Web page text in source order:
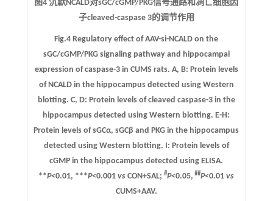
图4 沉默NCALD对sGC/cGMP/PKG信号通路和凋亡细胞因
子cleaved-caspase 3的调节作用
Fig.4 Regulatory effect of AAV-si-NCALD on the
sGC/cGMP/PKG signaling pathway and hippocampal
expression of caspase-3 in CUMS rats. A, B: Protein levels
of NCALD in the hippocampus detected using Western
blotting. C, D: Protein levels of cleaved caspase-3 in the
hippocampus detected using Western blotting.E-H:
Protein levels of sGCα, sGCβ and PKG in the hippocampus
detected using Western blotting. I: Protein levels of
cGMP in the hippocampus detected using ELISA.
**P<0.01, ***P<0.001vs CON+SAL;#P<0.05, ##P<0.01vs
CUMS+AAV.